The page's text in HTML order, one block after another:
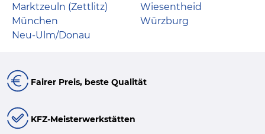
Marktzeuln (Zettlitz)
München
Neu-Ulm/Donau
Wiesentheid
Würzburg
Fairer Preis, beste Qualität
KFZ-Meisterwerkstätten